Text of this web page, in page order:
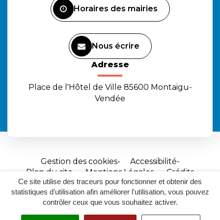
Ce site utilise des traceurs pour fonctionner et obtenir des
statistiques d'utilisation afin améliorer l'utilisation, vous pouvez
contrôler ceux que vous souhaitez activer.
Horaires des mairies
Nous écrire
Adresse
Place de l'Hôtel de Ville 85600 Montaigu-
Vendée
Gestion des cookies
Accessibilité
Plan du site
Mentions Légales
Crédits
Site
réalisé
par